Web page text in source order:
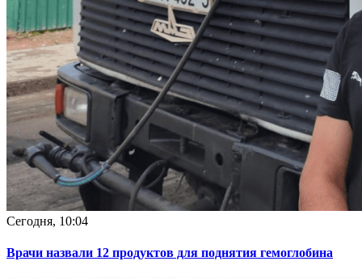
Сегодня, 10:04
Врачи назвали 12 продуктов для поднятия гемоглобина